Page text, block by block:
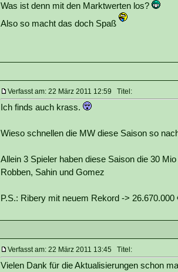
Was ist denn mit den Marktwerten los?
Also so macht das doch Spaß
Verfasst am: 22 März 2011 12:59 Titel:
Ich finds auch krass.
Wieso schnellen die MW diese Saison so
Allein 3 Spieler haben diese Saison die 30
Robben, Sahin und Gomez
P.S.: Ribery mit neuem Rekord -> 26.670.000
Verfasst am: 22 März 2011 13:45 Titel:
Vielen Dank für die Aktualisierungen schon